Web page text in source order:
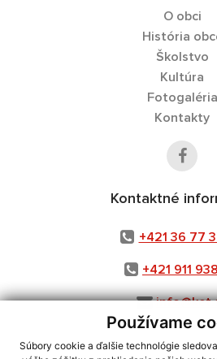
Používame
Súbory cookie a ďalšie technológie
O obci
História
Školstvo
Kultúra
Fotogaléria
Kontakty
Kontaktné
+421 36 77
+421 911